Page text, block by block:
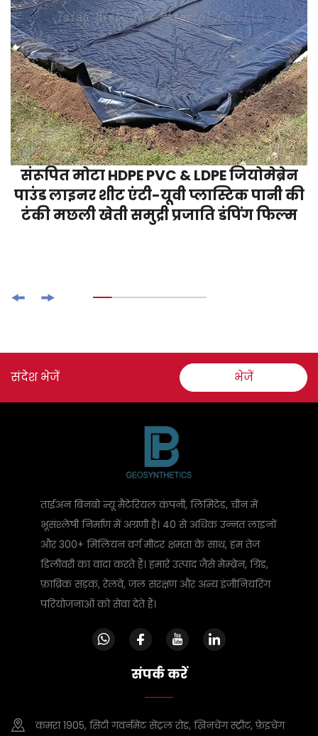
संरूपित मोटा HDPE PVC & LDPE जियोमेब्रेन
पाउंड लाइनर शीट एंटी-यूवी प्लास्टिक पानी की
टंकी मछली खेती समुद्री प्रजाति डंपिंग फिल्म
संदेश भेजें भेजें
ताईअन बिनबो न्यू मैटेरियल कंपनी, लिमिटेड, चीन में
भूसंश्लेषी निर्माण में अग्रणी है। 40 से अधिक उन्नत लाइनों
और 300+ मिलियन वर्ग मीटर क्षमता के साथ, हम तेज
डिलीवरी का वादा करते हैं। हमारे उत्पाद जैसे मेम्ब्रेन, ग्रिड,
फ़ाब्रिक सड़क, रेलवे, जल संरक्षण और अन्य इंजीनियरिंग
परियोजनाओं को सेवा देते हैं।
संपर्क करें
कमरा 1905, सिटी गवर्नमेंट सेंट्रल रोड, ख़िनचेंग स्ट्रीट, फ़ेइचेंग